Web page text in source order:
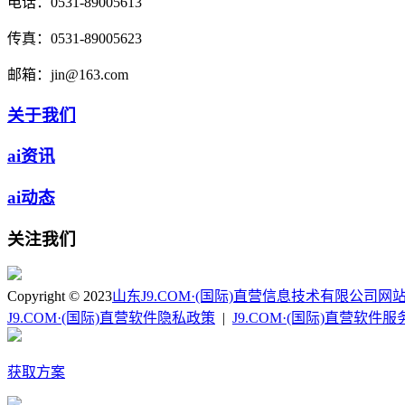
传真： 0531-89005623
邮箱： jin@163.com
关于我们
ai资讯
ai动态
关注我们
Copyright © 2023山东J9.COM·(国际)直营信息技术有限公司 网
J9.COM·(国际)直营软件隐私政策
J9.COM·(国际)直营软件服
获取方案